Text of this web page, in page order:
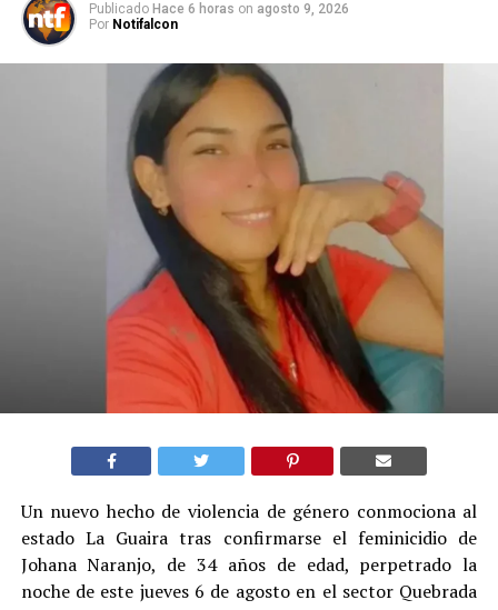
Publicado Hace 6 horas on agosto 9, 2026
Por Notifalcon
Un nuevo hecho de violencia de género conmociona al
estado La Guaira tras confirmarse el feminicidio de
Johana Naranjo, de 34 años de edad, perpetrado la
noche de este jueves 6 de agosto en el sector Quebrada